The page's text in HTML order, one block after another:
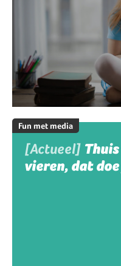
Fun met media
[Actueel]
vieren, dat